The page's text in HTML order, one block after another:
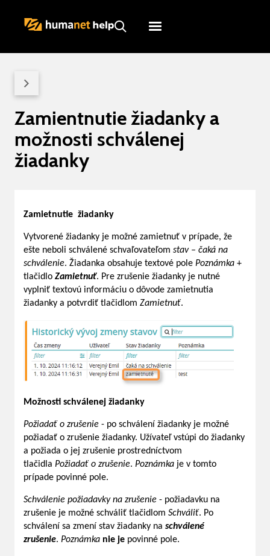
Humanet
Zamientnutie žiadanky a
možnosti schválenej
žiadanky
Zamietnutie žiadanky
Vytvorené žiadanky je možné zamietnuť v prípade, že
ešte neboli schválené schvaľovateľom stav – čaká na
schválenie. Žiadanka obsahuje textové pole Poznámka +
tlačidlo Zamietnuť. Pre zrušenie žiadanky je nutné
vyplniť textovú informáciu o dôvode zamietnutia
žiadanky a potvrdiť tlačidlom Zamietnuť.
Možnosti schválenej žiadanky
Požiadať o zrušenie - po schválení žiadanky je možné
požiadať o zrušenie žiadanky. Užívateľ vstúpi do žiadanky
a požiada o jej zrušenie prostredníctvom
tlačidla Požiadať o zrušenie. Poznámka je v tomto
prípade povinné pole.
Schválenie požiadavky na zrušenie - požiadavku na
zrušenie je možné schváliť tlačidlom Schváliť. Po
schválení sa zmení stav žiadanky na schválené
zrušenie. Poznámka nie je povinné pole.